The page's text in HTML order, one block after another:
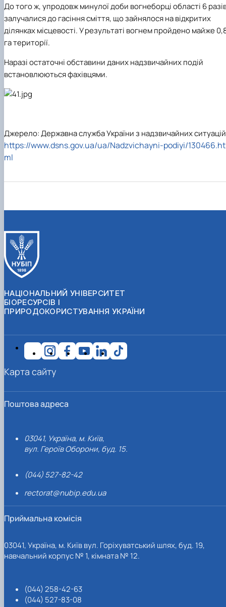
До того ж, упродовж минулої доби вогнеборці області 6
залучалися до гасіння сміття, що зайнялося на відкритих
ділянках місцевості. У результаті вогнем пройдено майже
га території.
Наразі остаточні обставини даних надзвичайних подій
встановлюються фахівцями.
Джерело: Державна служба України з надзвичайних
https://www.dsns.gov.ua/ua/Nadzvichayni-podiyi/130466.ht
ml
НАЦІОНАЛЬНИЙ УНІВЕРСИТЕТ
БІОРЕСУРСІВ І
ПРИРОДОКОРИСТУВАННЯ УКРАЇНИ
Поштова адреса
03041, Україна, м. Київ,
вул. Героїв Оборони, буд. 15.
(044) 527-82-42
rectorat@nubip.edu.ua
Приймальна комісія
03041, Україна, м. Київ вул. Горіхуватський шлях, буд. 19,
навчальний корпус № 1, кімната № 12.
(044) 258-42-63
(044) 527-83-08
Карта сайту